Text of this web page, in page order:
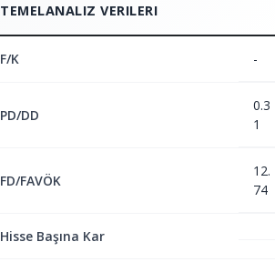
TEMELANALIZ VERILERI
F/K -
PD/DD
0.3
1
FD/FAVÖK
12.
74
Hisse Başına Kar